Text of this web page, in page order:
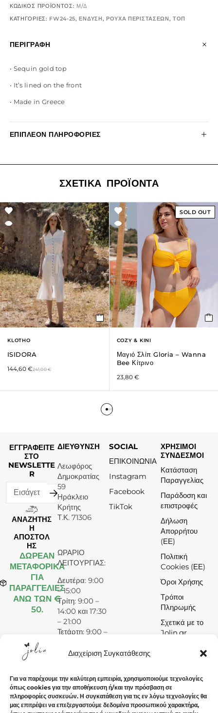
Διαχείριση Συγκατάθεσης
Για να παρέχουμε την καλύτερη εμπειρία, χρησιμοποιούμε τεχνολογίες
όπως cookies για την αποθήκευση ή/και την πρόσβαση σε
πληροφορίες συσκευών. Η συγκατάθεση για τις εν λόγω τεχνολογίες θα
μας επιτρέψει να επεξεργαστούμε δεδομένα προσωπικού χαρακτήρα,
ΚΩΔΙΚΌΣ ΠΡΟΪΌΝΤΟΣ: Μ/Δ
ΚΑΤΗΓΟΡΊΕΣ: FW24-25,ΕΝΔΥΣΗ, ΡΟΥΧΑ ΠΕΡΙΣΤΑΣΕΩΝ, ΤΟΠ
ΠΕΡΙΓΡΑΦΉ
• Sequin gold top
• It’s lined on the front
• Made in Greece
ΕΠΙΠΛΈΟΝ ΠΛΗΡΟΦΟΡΊΕΣ
ΣΧΕΤΙΚΆ ΠΡΟΪΌΝΤΑ
KLOTHO
ISIDORA
241,00€
144,60 €
SOLD OUT
COZY & KINI
Μαγιό Σλίπ Gloria – Wanna
Bee Κίτρινο
23,80€
ΕΓΓΡΑΦΕΙΤΕ
ΣΤΟ
NEWSLETTE
R
ΑΝΑΖΗΤΗΣ
Η
ΑΠΟΣΤΟΛ
ΗΣ
ΔΩΡΕΆΝ
ΜΕΤΑΦΟΡΙΚΑ
ΓΙΑ
ΠΑΡΑΓΓΕΛΙΕΣ
ΑΝΩ ΤΩΝ €
50.
ΔΙΕΥΘΥΝΣΗ
Λεωφόρος
Δημοκρατίας
59
Ηράκλειο
Κρήτης
Τ.Κ. 71306
ΩΡΑΡΙΟ
ΛΕΙΤΟΥΡΓΙΑΣ:
Δευτέρα: 9:00
– 15:00
Τρίτη: 9:00 –
14:00 και 17:30
– 21:00
Τετάρτη: 9:00 –
Πέμπτη: 9:00 –
Παρασκευή:
9:00 – 14:00
και 17:30 –
SOCIAL
ΕΠΙΚΟΙΝΩΝΙΑ
Instagram
Facebook
TikTok
ΧΡΗΣΙΜΟΙ
ΣΥΝΔΕΣΜΟΙ
Κατάσταση
Παραγγελίας
Παράδοση και
επιστροφές
Δήλωση
Απορρήτου
(ΕΕ)
Πολιτική
Cookies (ΕΕ)
Όροι Χρήσης
Τρόποι
Πληρωμής
Σχετικά με το
Jolin.gr